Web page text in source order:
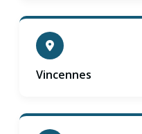
Vincennes